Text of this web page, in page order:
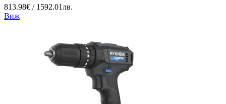
813.98€ / 1592.01лв.
Виж